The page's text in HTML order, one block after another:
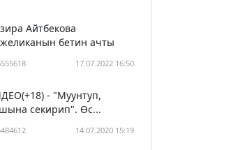
Айтбекова
бетин ачты
17.07.2022 16:50
- "Муунтуп,
секирип". Өс...
14.07.2020 15:19